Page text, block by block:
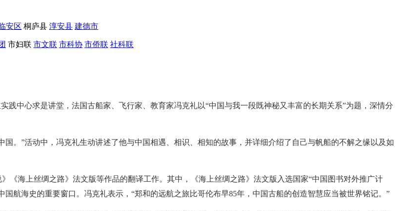
安区 桐庐县 淳安县 建德市
市妇联 市文联 市科协 市侨联 社科联
践中心求是讲堂，法国古船家、飞行家、教育家冯克礼以“中国与我一段既神秘又丰富的长期关系”为题，深情分
。”活动中，冯克礼生动讲述了他与中国相遇、相识、相知的故事，并详细介绍了自己与帆船的不解之缘以及如
《海上丝绸之路》法文版等作品的翻译工作。其中，《海上丝绸之路》法文版入选国家“中国图书对外推广计
航海史的重要窗口。冯克礼表示，“郑和的远航之旅比哥伦布早85年，中国古船的创造智慧应当被世界铭记。”